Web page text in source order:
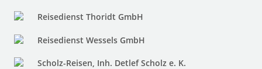
Reisedienst Thoridt GmbH
Reisedienst Wessels GmbH
Scholz-Reisen, Inh. Detlef Scholz e. K.